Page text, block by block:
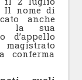
Il nome di
anche
la sua
d’appello
magistrato
conferma